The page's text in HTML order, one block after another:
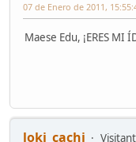
07 de Enero de 2011,
Maese Edu, ¡ERES MI
loki_cachi